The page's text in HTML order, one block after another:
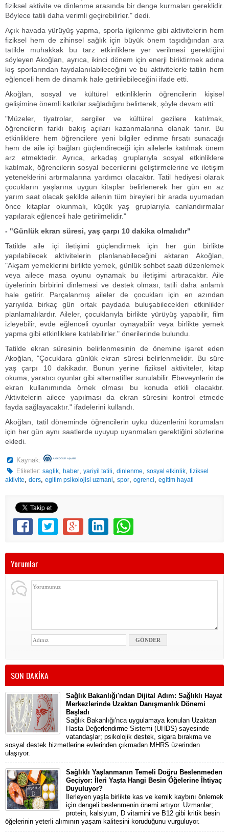
fiziksel aktivite ve dinlenme arasında bir denge kurmaları gereklidir.
Böylece tatili daha verimli geçirebilirler." dedi.
Açık havada yürüyüş yapma, sporla ilgilenme gibi aktivitelerin hem
fiziksel hem de zihinsel sağlık için büyük önem taşıdığından ara
tatilde muhakkak bu tarz etkinliklere yer verilmesi gerektiğini
söyleyen Akoğlan, ayrıca, ikinci dönem için enerji biriktirmek adına
kış sporlarından faydalanılabileceğini ve bu aktivitelerle tatilin hem
eğlenceli hem de dinamik hale getirilebileceğini ifade etti.
Akoğlan, sosyal ve kültürel etkinliklerin öğrencilerin kişisel
gelişimine önemli katkılar sağladığını belirterek, şöyle devam etti:
"Müzeler, tiyatrolar, sergiler ve kültürel gezilere katılmak,
öğrencilerin farklı bakış açıları kazanmalarına olanak tanır. Bu
etkinliklere hem öğrencilere yeni bilgiler edinme fırsatı sunacağı
hem de aile içi bağları güçlendireceği için ailelerle katılmak önem
arz etmektedir. Ayrıca, arkadaş gruplarıyla sosyal etkinliklere
katılmak, öğrencilerin sosyal becerilerini geliştirmelerine ve iletişim
yeteneklerini artırmalarına yardımcı olacaktır. Tatil hediyesi olarak
çocukların yaşlarına uygun kitaplar belirlenerek her gün en az
yarım saat olacak şekilde ailenin tüm bireyleri bir arada uyumadan
önce kitaplar okunmalı, küçük yaş gruplarıyla canlandırmalar
yapılarak eğlenceli hale getirilmelidir."
- "Günlük ekran süresi, yaş çarpı 10 dakika olmalıdır"
Tatilde aile içi iletişimi güçlendirmek için her gün birlikte
yapılabilecek aktivitelerin planlanabileceğini aktaran Akoğlan,
"Akşam yemeklerini birlikte yemek, günlük sohbet saati düzenlemek
veya ailece masa oyunu oynamak bu iletişimi artıracaktır. Aile
üyelerinin birbirini dinlemesi ve destek olması, tatili daha anlamlı
hale getirir. Parçalanmış aileler de çocukları için en azından
yarıyılda birkaç gün ortak paydada buluşabilecekleri etkinlikler
planlamalılardır. Aileler, çocuklarıyla birlikte yürüyüş yapabilir, film
izleyebilir, evde eğlenceli oyunlar oynayabilir veya birlikte yemek
yapma gibi etkinliklere katılabilirler." önerilerinde bulundu.
Tatilde ekran süresinin belirlenmesinin de önemine işaret eden
Akoğlan, "Çocuklara günlük ekran süresi belirlenmelidir. Bu süre
yaş çarpı 10 dakikadır. Bunun yerine fiziksel aktiviteler, kitap
okuma, yaratıcı oyunlar gibi alternatifler sunulabilir. Ebeveynlerin de
ekran kullanımında örnek olması bu konuda etkili olacaktır.
Aktivitelerin ailece yapılması da ekran süresini kontrol etmede
fayda sağlayacaktır." ifadelerini kullandı.
Akoğlan, tatil döneminde öğrencilerin uyku düzenlerini korumaları
için her gün aynı saatlerde uyuyup uyanmaları gerektiğini sözlerine
ekledi.
Kaynak:
Etiketler: saglik,haber,yariyil tatili,dinlenme,sosyal etkinlik,fiziksel
aktivite, ders, egitim psikolojisi uzmani, spor, ogrenci, egitim hayati
Yorumlar
SON DAKİKA
Sağlık Bakanlığı'ndan Dijital Adım: Sağlıklı Hayat
Merkezlerinde Uzaktan Danışmanlık Dönemi
Başladı
Sağlık Bakanlığı'nca uygulamaya konulan Uzaktan
Hasta Değerlendirme Sistemi (UHDS) sayesinde
vatandaşlar; psikolojik destek, sigara bırakma ve
sosyal destek hizmetlerine evlerinden çıkmadan MHRS üzerinden
ulaşıyor.
Sağlıklı Yaşlanmanın Temeli Doğru Beslenmeden
Geçiyor: İleri Yaşta Hangi Besin Öğelerine İhtiyaç
Duyuluyor?
İlerleyen yaşla birlikte kas ve kemik kaybını önlemek
için dengeli beslenmenin önemi artıyor. Uzmanlar;
protein, kalsiyum, D vitamini ve B12 gibi kritik besin
öğelerinin yeterli alımının yaşam kalitesini koruduğunu vurguluyor.